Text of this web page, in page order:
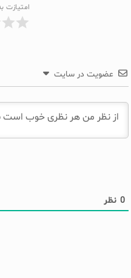
امتیازت
عضویت در سایت
0 نظر